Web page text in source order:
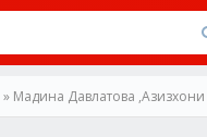
» Мадина Давлатова